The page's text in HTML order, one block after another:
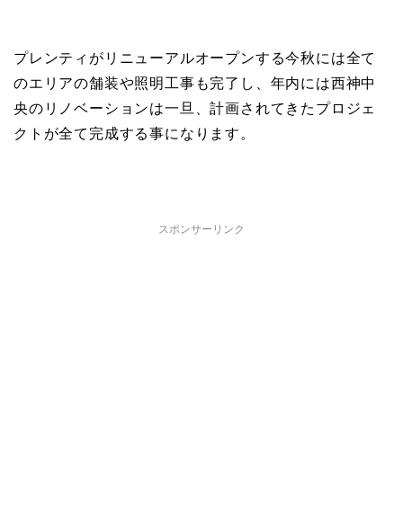
プレンティがリニューアルオープンする今秋には全て
のエリアの舗装や照明工事も完了し、年内には西神中
央のリノベーションは一旦、計画されてきたプロジェ
クトが全て完成する事になります。
スポンサーリンク